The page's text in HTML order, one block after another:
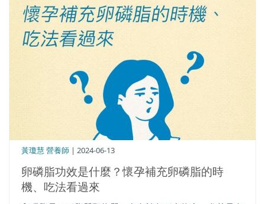
卵磷脂功效是什麼？懷孕補充卵磷脂的時
機、吃法看過來
黃瓊慧 營養師 | 2024-06-13